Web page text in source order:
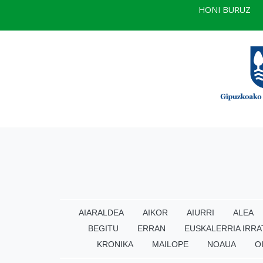
HONI BURUZ
AIARALDEA AIKOR AIURRI ALEA
BEGITU
ERRAN EUSKALERRIA
KRONIKA
MAILOPE NOAUA